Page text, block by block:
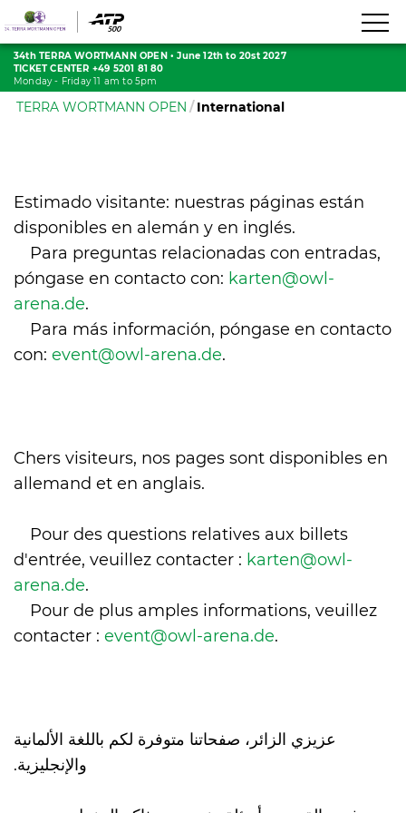
34th TERRA WORTMANN OPEN• June 12th to 20st 2027
TICKET CENTER +49 5201 81 80
Monday - Friday 11 am to 5pm
TERRA WORTMANN OPEN International
Estimado visitante: nuestras páginas están
disponibles en alemán y en inglés.
Para preguntas relacionadas con entradas,
póngase en contacto con: karten@owl-
arena.de.
Para más información, póngase en contacto
con: event@owl-arena.de.
Chers visiteurs, nos pages sont disponibles en
allemand et en anglais.
Pour des questions relatives aux billets
d'entrée, veuillez contacter : karten@owl-
arena.de.
Pour de plus amples informations, veuillez
contacter : event@owl-arena.de.
عزيزي الزائر، صفحاتنا متوفرة لكم باللغة الألمانية
والإنجليزية.